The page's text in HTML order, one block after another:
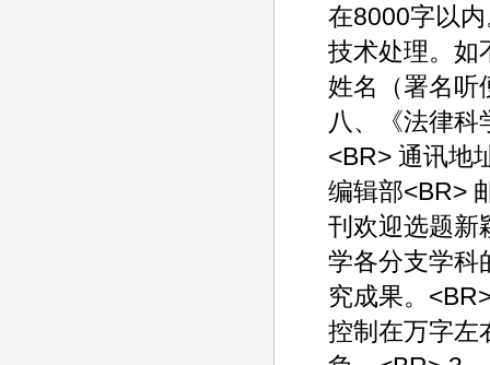
在8000字以
技术处理。如
姓名（署名听
八、《法律科
<BR> 通讯地
编辑部<BR>
刊欢迎选题新
学各分支学科
究成果。
控制在万字左